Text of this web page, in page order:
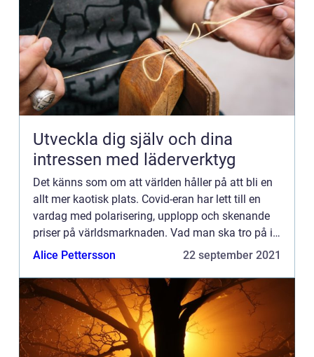
Utveckla dig själv och dina
intressen med läderverktyg
Det känns som om att världen håller på att bli en
allt mer kaotisk plats. Covid-eran har lett till en
vardag med polarisering, upplopp och skenande
priser på världsmarknaden. Vad man ska tro på i
dessa dagar? Tja, det är verkligen svårt att säga
Alice Pettersson 22 september 2021